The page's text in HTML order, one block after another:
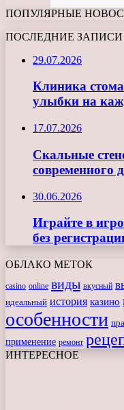
ПОПУЛЯРНЫЕ
ПОСЛЕДНИЕ ЗАПИСИ
29.07.2026
Клиника
улыбки на
17.07.2026
Скальные
современного
30.06.2026
Играйте в
без
ОБЛАКО МЕТОК
casino online виды вкусный
идеальный история казино
особенности
применение ремонт
ИНТЕРЕСНОЕ